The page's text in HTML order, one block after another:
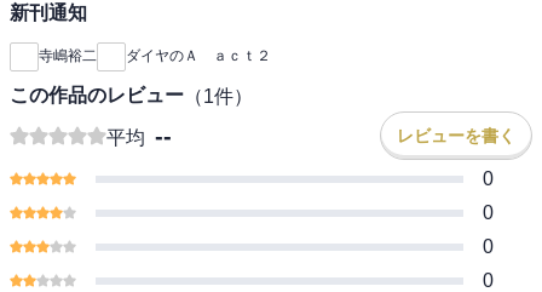
新刊通知
寺嶋裕二 ダイヤのＡ ａｃｔ２
この作品のレビュー （1件）
平均 -- レビューを書く
0
0
0
0